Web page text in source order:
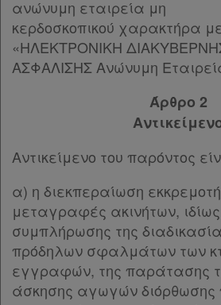
ανώνυμη εταιρεία μη
κερδοσκοπικού χαρακτήρα
«ΗΛΕΚΤΡΟΝΙΚΗ
ΑΣΦΑΛΙΣΗΣ Ανώνυμη
Άρθρο 2
Αντικείμενο του παρόντος
α) η διεκπεραίωση
μεταγραφές ακινήτων,
συμπλήρωσης της
πρόδηλων σφαλμάτων των
εγγραφών, της παράτασης
άσκησης αγωγών